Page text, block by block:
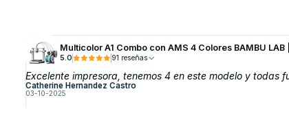
Multicolor A1 Combo con AMS 4 Colores BAMBU
5.0 91 reseñas
Excelente impresora, tenemos 4 en este modelo y todas
Catherine Hernandez Castro
03-10-2025